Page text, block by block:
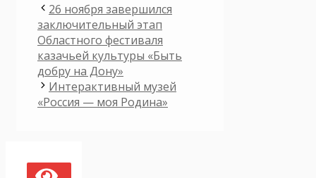
26 ноября завершился
заключительный этап
Областного фестиваля
казачьей культуры «Быть
добру на Дону»
Интерактивный музей
«Россия — моя Родина»